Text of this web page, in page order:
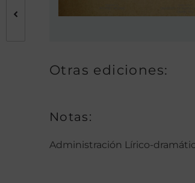
Otras ediciones:
Notas:
Administración Lírico-